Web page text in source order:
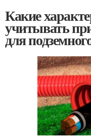
Какие
учитывать
для